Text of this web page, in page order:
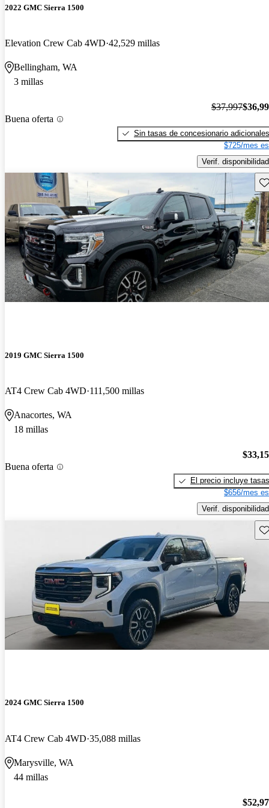
2022 GMC Sierra 1500
Elevation Crew Cab 4WD 42,529 millas
Bellingham, WA
3 millas
Buena oferta
$37,997
Sin tasas de concesionario adicionales
$725/mes
Verif. disponibilidad
2019 GMC Sierra 1500
AT4 Crew Cab 4WD 111,500 millas
Anacortes, WA
18 millas
Buena oferta
El precio incluye tasas
$656/mes
Verif. disponibilidad
2024 GMC Sierra 1500
AT4 Crew Cab 4WD 35,088 millas
Marysville, WA
44 millas